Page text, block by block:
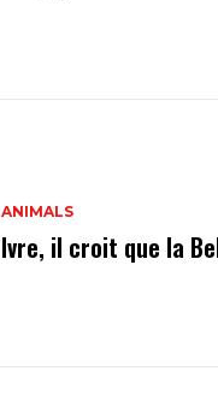
ANIMALS
Ivre, il croit que la